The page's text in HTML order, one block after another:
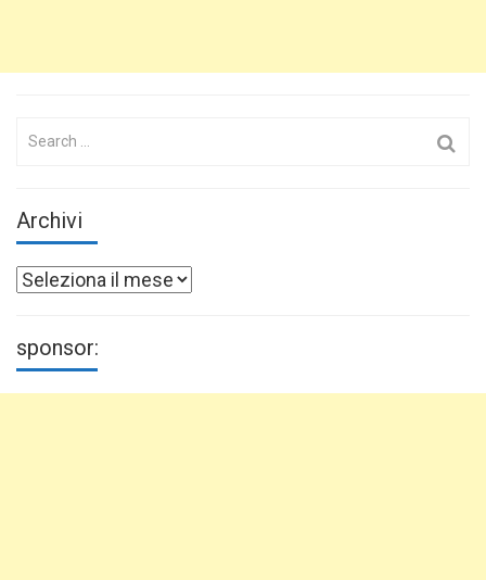
Search
Archivi
Archivi
sponsor: